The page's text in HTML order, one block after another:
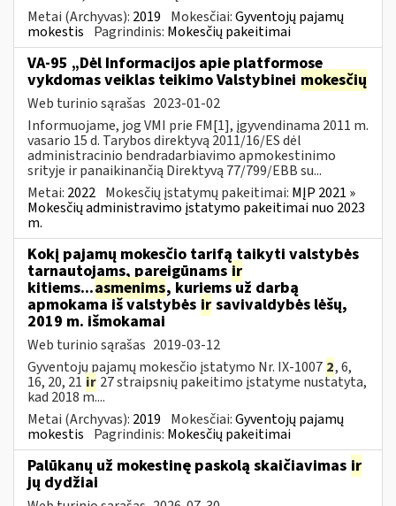
Metai (Archyvas): 2019 Mokesčiai:Gyventojų pajamų
mokestis Pagrindinis: Mokesčių pakeitimai
VA-95 „Dėl Informacijos apie platformose
vykdomas veiklas teikimo Valstybinei mokesčių
Web turinio sąrašas 2023-01-02
Informuojame, jog VMI prie FM[1], įgyvendinama 2011 m.
vasario 15 d. Tarybos direktyvą 2011/16/ES dėl
administracinio bendradarbiavimo apmokestinimo
srityje ir panaikinančią Direktyvą 77/799/EBB su...
Metai: 2022 Mokesčių įstatymų pakeitimai: MĮP 2021 »
Mokesčių administravimo įstatymo pakeitimai nuo 2023
m.
Kokį pajamų mokesčio tarifą taikyti valstybės
tarnautojams, pareigūnams ir
kitiems...asmenims, kuriems už darbą
apmokama iš valstybės ir savivaldybės lėšų,
2019 m. išmokamai
Web turinio sąrašas 2019-03-12
Gyventojų pajamų mokesčio įstatymo Nr. IX-1007 2, 6,
16, 20, 21 ir 27 straipsnių pakeitimo įstatyme nustatyta,
kad 2018 m....
Metai (Archyvas): 2019 Mokesčiai:Gyventojų pajamų
mokestis Pagrindinis: Mokesčių pakeitimai
Palūkanų už mokestinę paskolą skaičiavimas ir
jų dydžiai